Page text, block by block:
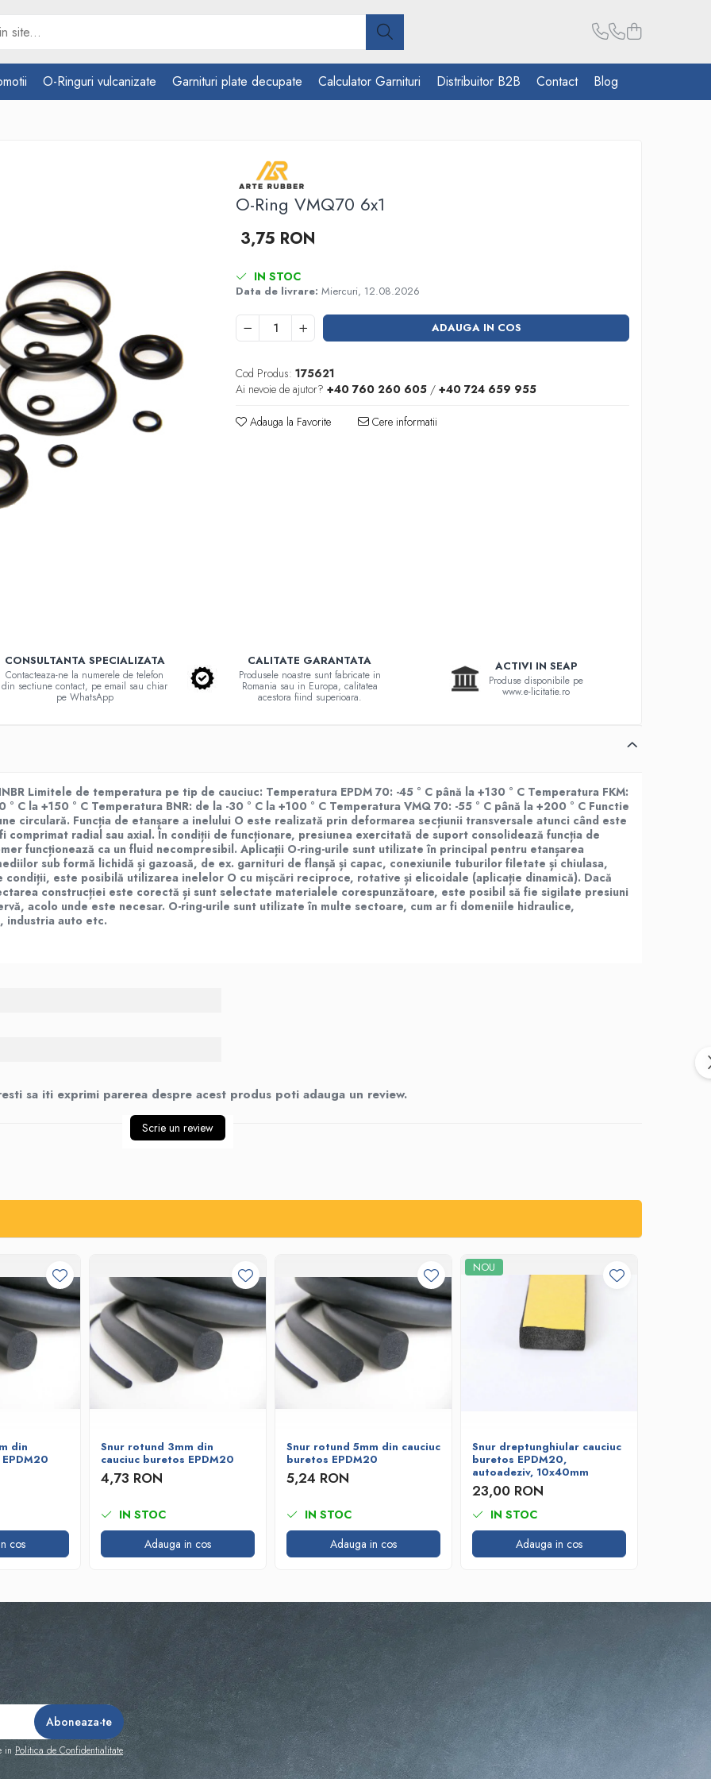
O-Ringuri vulcanizate Garnituri plate decupate Calculator Garnituri Distribuitor B2B Contact Blog
O-Ring VMQ70 6x1
3,75 RON
IN STOC
Data de livrare: Miercuri, 12.08.2026
ADAUGA IN COS
Cod Produs: 175621
Ai nevoie de ajutor? +40 760 260 605 /+40 724 659 955
Adauga la Favorite Cere informatii
CONSULTANTA SPECIALIZATA
Contacteaza-ne la numerele de telefon
din sectiune contact, pe email sau chiar
pe WhatsApp
CALITATE GARANTATA
Produsele noastre sunt fabricate in
Romania sau in Europa, calitatea
acestora fiind superioara.
ACTIVI IN SEAP
Produse disponibile pe
www.e-licitatie.ro
Limitele de temperatura pe tip de cauciuc: Temperatura EPDM 70: -45 ° C până la +130 ° C Temperatura FKM:
° C la +150 ° C Temperatura BNR: de la -30 ° C la +100 ° C Temperatura VMQ 70: -55 ° C până la +200 ° C Functie
circulară. Funcția de etanșare a inelului O este realizată prin deformarea secțiunii transversale atunci când este
comprimat radial sau axial. În condiții de funcționare, presiunea exercitată de suport consolidează funcția de
funcționează ca un fluid necompresibil. Aplicații O-ring-urile sunt utilizate în principal pentru etanșarea
sub formă lichidă și gazoasă, de ex. garnituri de flanșă și capac, conexiunile tuburilor filetate și chiulasa,
este posibilă utilizarea inelelor O cu mișcări reciproce, rotative și elicoidale (aplicație dinamică). Dacă
construcției este corectă și sunt selectate materialele corespunzătoare, este posibil să fie sigilate presiuni
acolo unde este necesar. O-ring-urile sunt utilizate în multe sectoare, cum ar fi domeniile hidraulice,
industria auto etc.
sa iti exprimi parerea despre acest produs poti adauga un review.
Scrie un review
din
cos
Snur rotund 3mm din
cauciuc buretos EPDM20
4,73 RON
IN STOC
Adauga in cos
Snur rotund 5mm din cauciuc
buretos EPDM20
5,24 RON
IN STOC
Adauga in cos
NOU
Snur dreptunghiular cauciuc
buretos EPDM20,
autoadeziv, 10x40mm
23,00 RON
IN STOC
Adauga in cos
in Politica de Confidentialitate